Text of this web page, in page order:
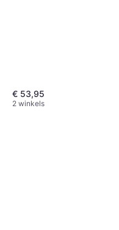
€ 53,95
2 winkels